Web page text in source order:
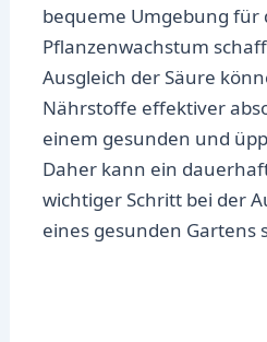
bequeme Umgebung für
Pflanzenwachstum
Ausgleich der Säure
Nährstoffe effektiver
einem gesunden und
Daher kann ein
wichtiger Schritt bei der
eines gesunden Gartens